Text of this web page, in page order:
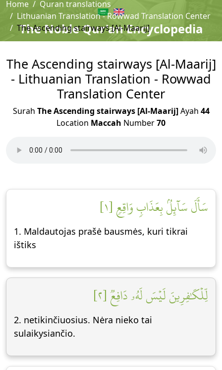
The Noble Qur'an Encyclopedia
Home
Quran translations
Lithuanian Translation - Rowwad Translation Center
The Ascending stairways [Al-Maarij]
The Ascending stairways [Al-Maarij]
- Lithuanian Translation - Rowwad
Translation Center
Surah The Ascending stairways [Al-Maarij]Ayah 44
Location Maccah Number70
سَأَلَ سَآئِلُۢ بِعَذَابٖ وَاقِعٖ [١]
1. Maldautojas prašė bausmės, kuri tikrai
ištiks
لِّلۡكَٰفِرِينَ لَيۡسَ لَهُۥ دَافِعٞ [٢]
2. netikinčiuosius. Nėra nieko tai
sulaikysiančio.